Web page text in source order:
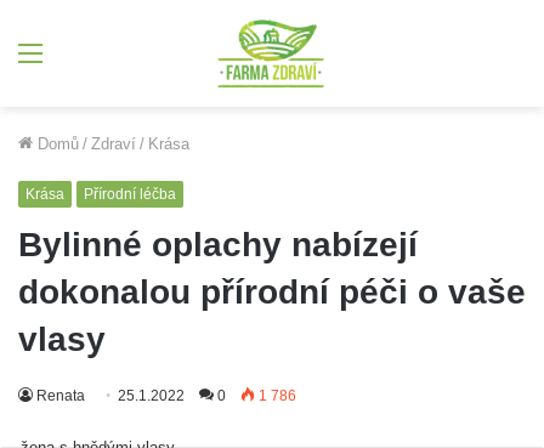
Domů / Zdraví / Krása
Krása Přírodní léčba
Bylinné oplachy nabízejí
dokonalou přírodní péči o vaše
vlasy
Renata 25.1.2022 0 1 786